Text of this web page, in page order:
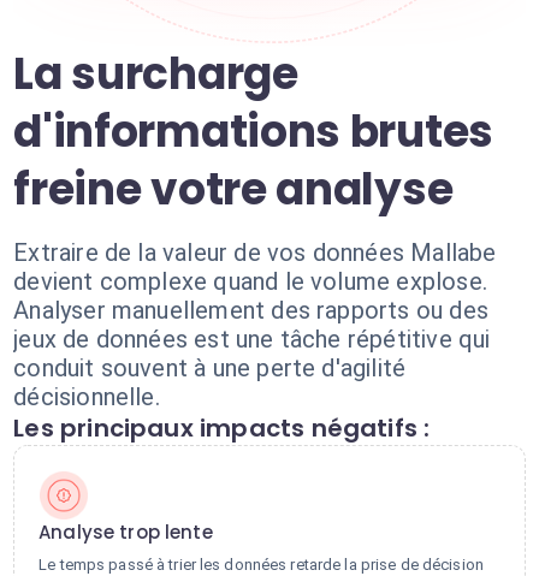
La surcharge
d'informations brutes
freine votre analyse
Extraire de la valeur de vos données Mallabe
devient complexe quand le volume explose.
Analyser manuellement des rapports ou des
jeux de données est une tâche répétitive qui
conduit souvent à une perte d'agilité
décisionnelle.
Les principaux impacts négatifs :
Analyse trop lente
Le temps passé à trier les données retarde la prise de décision